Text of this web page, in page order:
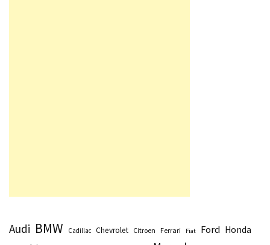
Audi BMW Cadillac Chevrolet Citroen Ferrari Fiat Ford Honda